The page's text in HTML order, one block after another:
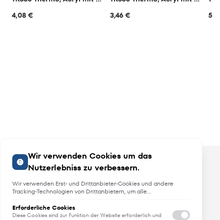
4,08 €
3,46 €
Wir verwenden Cookies um das
Nutzerlebniss zu verbessern.
Wir verwenden Erst- und Drittanbieter-Cookies und andere
Tracking-Technologien von Drittanbietern, um alle
Sie anzupassen, Analysen durchzuführen und personalisierte
Werbung über unsere Websites, Apps und Newsletter im
Erforderliche Cookies
Diese Cookies sind zur Funktion der Website erforderlich und
Angebote, Neuheiten und Trends